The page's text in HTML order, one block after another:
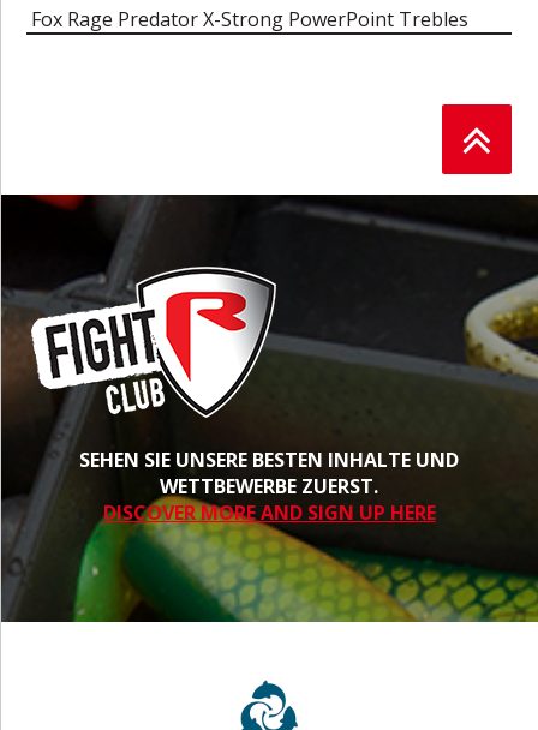
Fox Rage Predator X-Strong PowerPoint Trebles
SEHEN SIE UNSERE BESTEN INHALTE UND
WETTBEWERBE ZUERST.
DISCOVER MORE AND SIGN UP HERE